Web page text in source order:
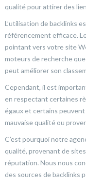
qualité pour attirer des
L’utilisation de backlinks
référencement efficace.
pointant vers votre site
moteurs de recherche
peut améliorer son
Cependant, il est
en respectant certaines
égaux et certains
mauvaise qualité ou
C’est pourquoi notre
qualité, provenant de
réputation. Nous nous
des sources de backlinks